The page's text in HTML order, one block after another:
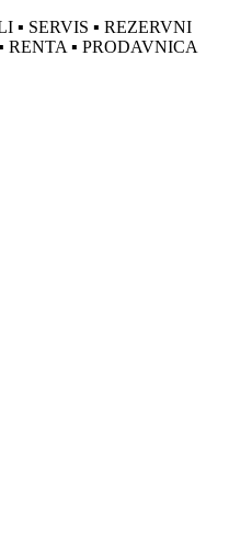
▪ SERVIS ▪ REZERVNI
RENTA ▪ PRODAVNICA